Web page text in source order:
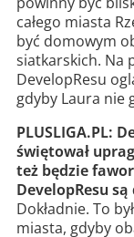
całego miasta
być domowym
siatkarskich. Na
DevelopResu
gdyby Laura nie
PLUSLIGA.PL:
świętował
też będzie
DevelopResu
Dokładnie. To
miasta, gdyby